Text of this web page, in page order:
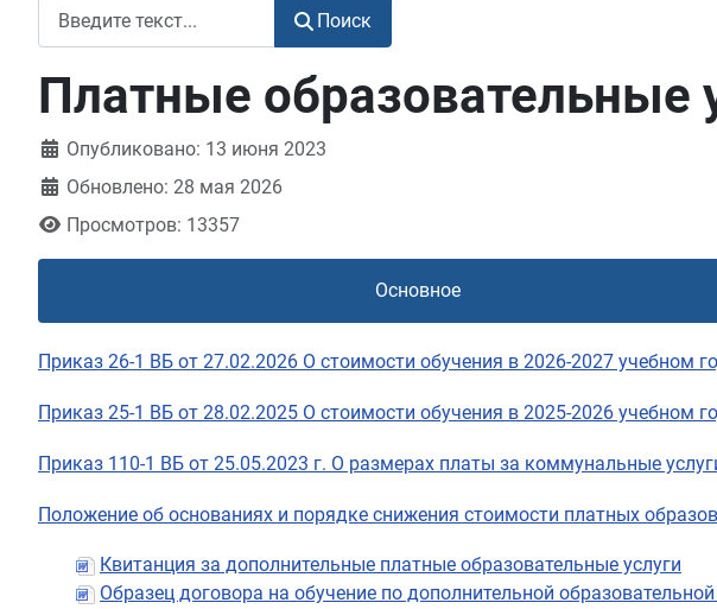
Поиск
Платные образовательные
Информация о материале
Опубликовано: 13 июня 2023
Обновлено: 28 мая 2026
Просмотров: 13357
Основное
Приказ 26-1 ВБ от 27.02.2026 О стоимости обучения в 2026-2027 учебном
Приказ 25-1 ВБ от 28.02.2025 О стоимости обучения в 2025-2026 учебном
Приказ 110-1 ВБ от 25.05.2023 г. О размерах платы за коммунальные
Положение об основаниях и порядке снижения стоимости платных
Квитанция за дополнительные платные образовательные услуги
Образец договора на обучение по дополнительной